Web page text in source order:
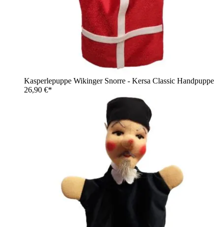
Kasperlepuppe Wikinger Snorre - Kersa Classic Handpuppe
26,90 €*